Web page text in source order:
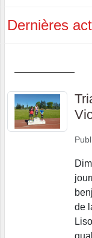
Dernières
de